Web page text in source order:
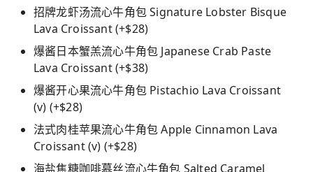
招牌龙虾汤流心牛角包 Signature Lobster Bisque
Lava Croissant (+$28)
爆酱日本蟹羔流心牛角包 Japanese Crab Paste
Lava Croissant (+$38)
爆酱开心果流心牛角包 Pistachio Lava Croissant
(v) (+$28)
法式肉桂苹果流心牛角包 Apple Cinnamon Lava
Croissant (v) (+$28)
海盐焦糖咖啡慕丝流心牛角包 Salted Caramel